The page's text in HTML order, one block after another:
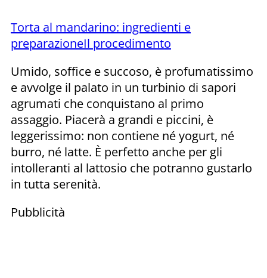
Torta al mandarino: ingredienti e
preparazioneIl procedimento
Umido, soffice e succoso, è profumatissimo
e avvolge il palato in un turbinio di sapori
agrumati che conquistano al primo
assaggio. Piacerà a grandi e piccini, è
leggerissimo: non contiene né yogurt, né
burro, né latte. È perfetto anche per gli
intolleranti al lattosio che potranno gustarlo
in tutta serenità.
Pubblicità